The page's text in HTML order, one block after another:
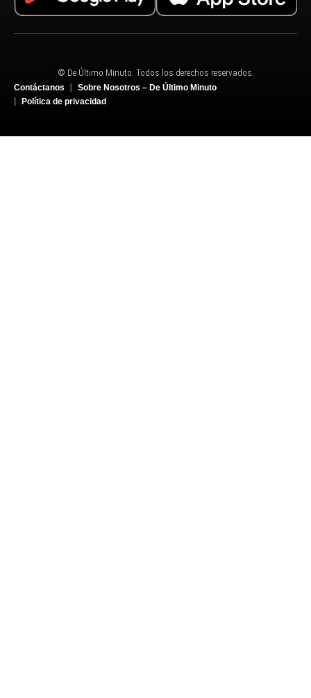
© De Último Minuto. Todos los derechos reservados.
Contáctanos
Sobre Nosotros – De Último Minuto
Política de privacidad